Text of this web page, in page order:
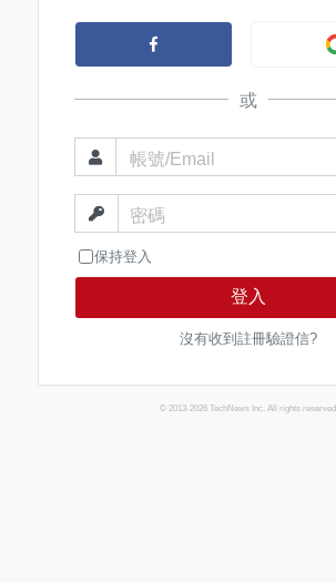
或
帳號/Email
密碼
保持登入
登入
沒有收到註冊驗證信?
© 2013-2026 TechNews Inc. All rights reserved.